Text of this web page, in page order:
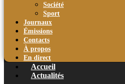
Société
Sport
Journaux
Émissions
Contacts
À propos
En direct
Accueil
Actualités